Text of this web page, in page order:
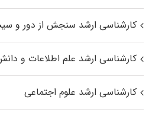
کارشناسی ارشد سنجش از دور و
کارشناسی ارشد علم اطلاعات و
کارشناسی ارشد علوم اجتماعی